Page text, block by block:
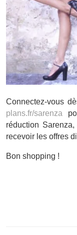
Connectez-vous
plans.fr/sarenza
réduction
recevoir les offres
Bon shopping !